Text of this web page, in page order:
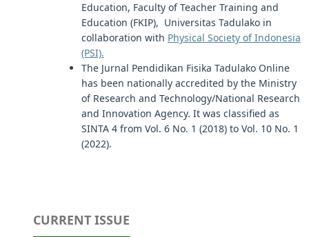
Education, Faculty of Teacher Training and
Education (FKIP), Universitas Tadulako in
collaboration with Physical Society of Indonesia
(PSI).
The Jurnal Pendidikan Fisika Tadulako Online
has been nationally accredited by the Ministry
of Research and Technology/National Research
and Innovation Agency. It was classified as
SINTA 4 from Vol. 6 No. 1 (2018) to Vol. 10 No. 1
(2022).
CURRENT ISSUE